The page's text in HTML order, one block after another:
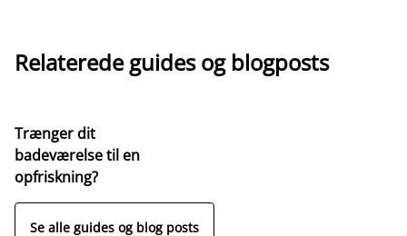
Relaterede guides og blogposts
Trænger dit
badeværelse til en
opfriskning?
Se alle guides og blog posts